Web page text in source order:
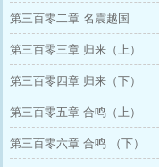
第三百零二章 名震越国
第三百零三章 归来（上）
第三百零四章 归来（下）
第三百零五章 合鸣（上）
第三百零六章 合鸣 （下）